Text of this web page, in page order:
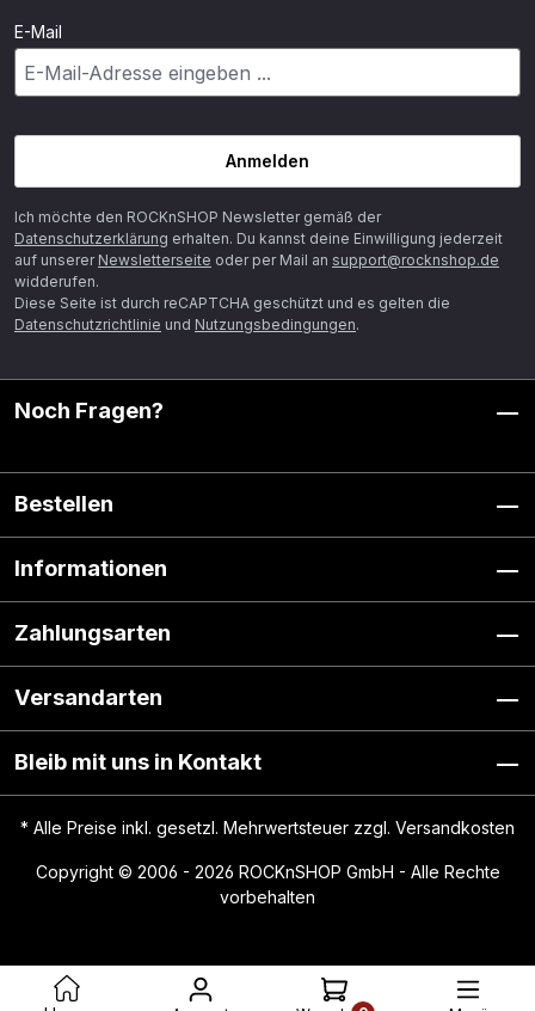
E-Mail
Anmelden
Ich möchte den ROCKnSHOP Newsletter gemäß der
Datenschutzerklärung erhalten. Du kannst deine Einwilligung jederzeit
auf unserer Newsletterseite oder per Mail an support@rocknshop.de
widderufen.
Diese Seite ist durch reCAPTCHA geschützt und es gelten die
Datenschutzrichtlinie und Nutzungsbedingungen.
Noch Fragen?
Bestellen
Informationen
Zahlungsarten
Versandarten
Bleib mit uns in Kontakt
* Alle Preise inkl. gesetzl. Mehrwertsteuer zzgl. Versandkosten
Copyright © 2006 - 2026 ROCKnSHOP GmbH - Alle Rechte
vorbehalten